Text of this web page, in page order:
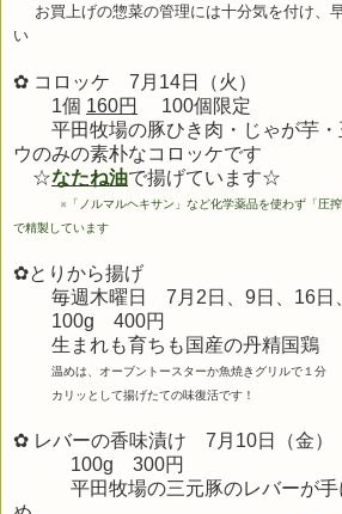
お買上げの惣菜の管理には十分気を付け、
い
✿ コロッケ 7月14日（火）
1個 160円
100個限定
平田牧場の豚ひき肉・じゃが芋・
ウのみの素朴なコロッケです
☆なたね油で揚げています☆
※ 「ノルマルヘキサン」など化学薬品を使わず「圧
で精製しています
✿とりから揚げ
毎週木曜日 7 月2日、9日、16日
100g 400円
生まれも育ちも 国産の丹精国鶏
温めは、オーブントースターか魚焼きグリルで１分
カリッとして揚げたての味復活です！
✿ レバーの香味漬け 7月10日（金）
100g 300円
平田牧場の三元豚のレバーが手